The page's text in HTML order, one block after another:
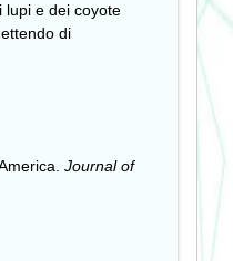
lupi e dei coyote
di
Journal of